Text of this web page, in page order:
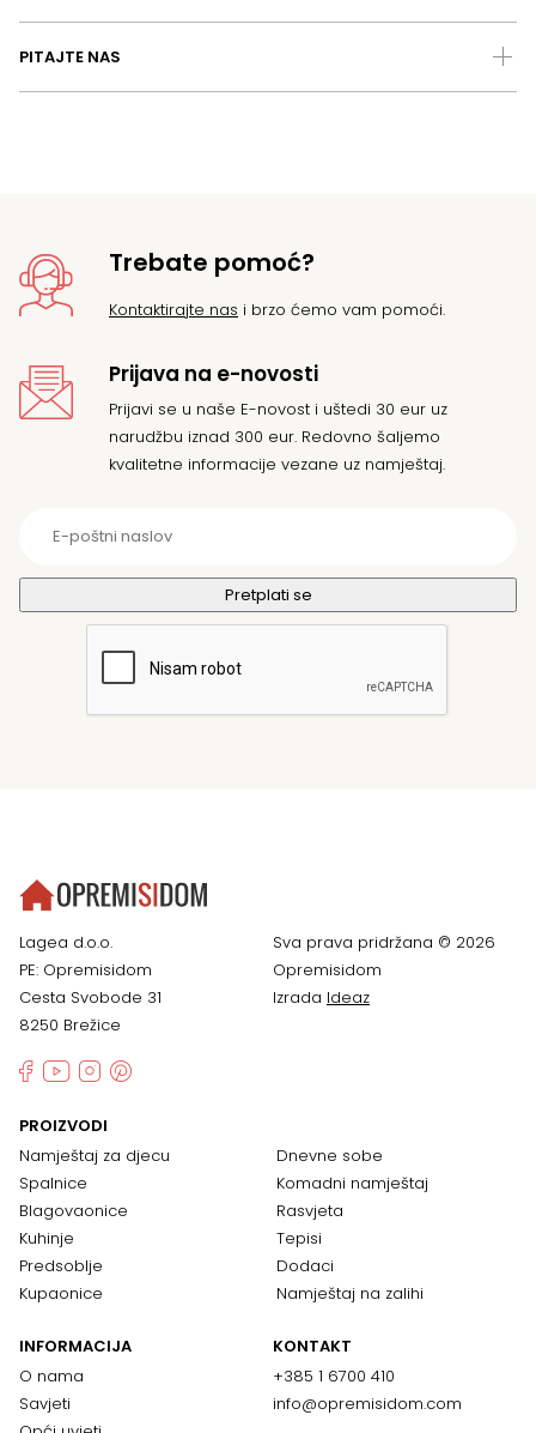
PITAJTE NAS
Trebate pomoć?
Kontaktirajte nas i brzo ćemo vam pomoći.
Prijava na e-novosti
Prijavi se u naše E-novost i uštedi 30 eur uz
narudžbu iznad 300 eur. Redovno šaljemo
kvalitetne informacije vezane uz namještaj.
Lagea d.o.o.
PE: Opremisidom
Cesta Svobode 31
8250 Brežice
Sva prava pridržana © 2026
Opremisidom
Izrada Ideaz
PROIZVODI
Namještaj za djecu
Spalnice
Blagovaonice
Kuhinje
Predsoblje
Kupaonice
Dnevne sobe
Komadni namještaj
Rasvjeta
Tepisi
Dodaci
Namještaj na zalihi
INFORMACIJA
O nama
Savjeti
KONTAKT
+385 1 6700 410
info@opremisidom.com